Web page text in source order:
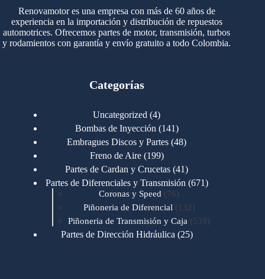
Renovamotor es una empresa con más de 60 años de
experiencia en la importación y distribución de repuestos
automotrices. Ofrecemos partes de motor, transmisión, turbos
y rodamientos con garantía y envío gratuito a todo Colombia.
Categorías
Uncategorized 44
productos
Bombas de Inyección 141141
productos
Embragues Discos y Partes 4848
Freno de Aire 199199
productos
Partes de Cardan y Crucetas 4141
productos
Partes de Diferenciales y Transmisión 671671
Coronas y Speed 7676
productos
Piñoneria de Diferencial 132 132
productos
Piñoneria de Transmisión y Caja 539539
Partes de Dirección Hidráulica 2525